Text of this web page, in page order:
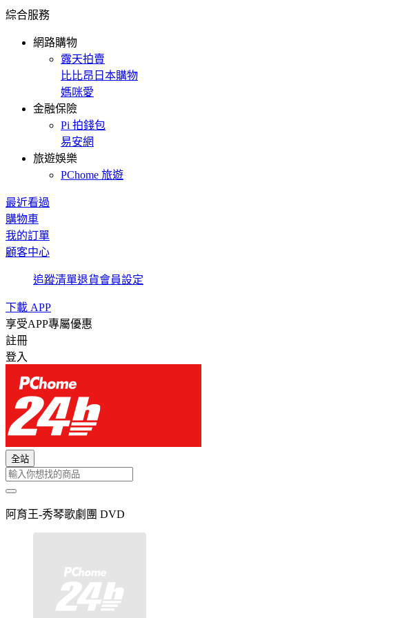
綜合服務
網路購物
露天拍賣
比比昂日本購物
媽咪愛
金融保險
Pi 拍錢包
易安網
旅遊娛樂
PChome 旅遊
最近看過
購物車
我的訂單
顧客中心
追蹤清單退貨會員設定
下載 APP
享受APP專屬優惠
註冊
登入
全站
阿育王-秀琴歌劇團 DVD